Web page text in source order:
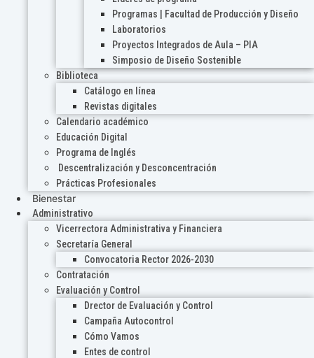
Programas | Facultad de Producción y Diseño
Laboratorios
Proyectos Integrados de Aula – PIA
Simposio de Diseño Sostenible
Biblioteca
Catálogo en línea
Revistas digitales
Calendario académico
Educación Digital
Programa de Inglés
Descentralización y Desconcentración
Prácticas Profesionales
Bienestar
Administrativo
Vicerrectora Administrativa y Financiera
Secretaría General
Convocatoria Rector 2026-2030
Contratación
Evaluación y Control
Drector de Evaluación y Control
Campaña Autocontrol
Cómo Vamos
Entes de control